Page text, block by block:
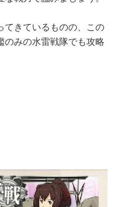
てきているものの、この
のみの水雷戦隊でも攻略